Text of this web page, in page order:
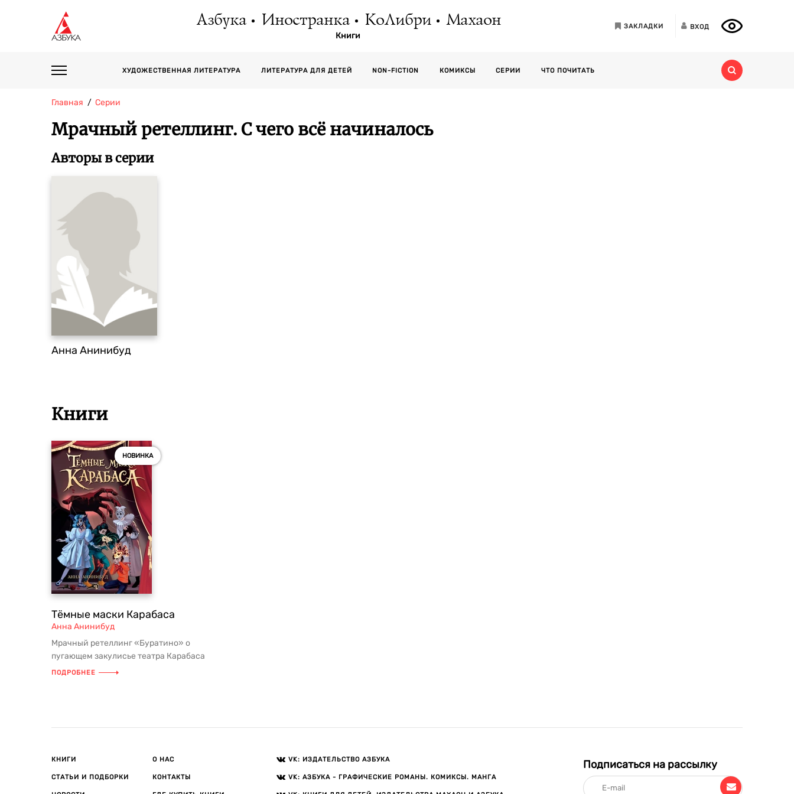
Азбука Иностранка КоЛибри Махаон
Книги
ЗАКЛАДКИ ВХОД
ХУДОЖЕСТВЕННАЯ ЛИТЕРАТУРА ЛИТЕРАТУРА ДЛЯ ДЕТЕЙ NON-FICTION КОМИКСЫ СЕРИИ ЧТО ПОЧИТАТЬ
Главная Серии
Мрачный ретеллинг. С чего всё начиналось
Авторы в серии
Анна Анинибуд
Книги
НОВИНКА
Тёмные маски Карабаса
Анна Анинибуд
Мрачный ретеллинг «Буратино» о
пугающем закулисье театра Карабаса
Барабаса! Хоррор-история про стра...
ПОДРОБНЕЕ
КНИГИ
СТАТЬИ И ПОДБОРКИ
О НАС
КОНТАКТЫ
VK: ИЗДАТЕЛЬСТВО АЗБУКА
VK: АЗБУКА - ГРАФИЧЕСКИЕ РОМАНЫ. КОМИКСЫ. МАНГА
Подписаться на рассылку